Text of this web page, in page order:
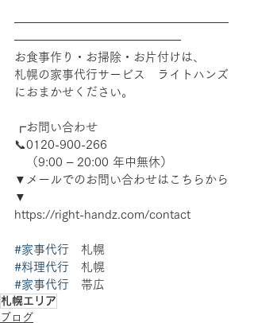
――――――――――――――――――
――――――――――――――
お食事作り・お掃除・お片付けは、
札幌の家事代行サービス　ライトハンズ
におまかせください。
┏お問い合わせ
📞0120-900-266
（9:00 – 20:00 年中無休）
▼メールでのお問い合わせはこちらから
▼
https://right-handz.com/contact
#家事代行 札幌
#料理代行 札幌
#家事代行 帯広
札幌エリア
ブログ